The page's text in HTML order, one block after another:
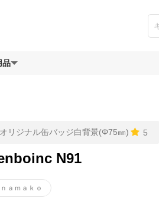
品
オリジナル缶バッジ白背景(Φ75㎜) 5
N91
ａｍａｋｏ